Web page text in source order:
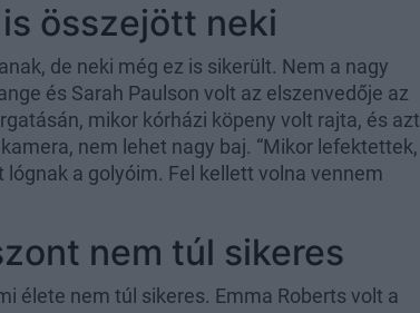
összejött neki
de neki még ez is sikerült. Nem a nagy
és Sarah Paulson volt az elszenvedője az
mikor kórházi köpeny volt rajta, és azt
nem lehet nagy baj. “Mikor lefektettek,
a golyóim. Fel kellett volna vennem
nem túl sikeres
élete nem túl sikeres. Emma Roberts volt a